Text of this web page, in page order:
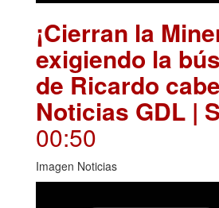
¡Cierran la
exigiendo la
de Ricardo
Noticias GDL |
00:50
Imagen Noticias